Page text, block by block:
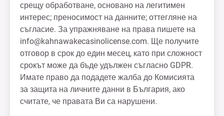
срещу обработване, основано на легитимен
интерес; преносимост на данните; оттегляне на
съгласие. За упражняване на права пишете на
info@kahnawakecasinolicense.com. Ще получите
отговор в срок до един месец, като при сложност
срокът може да бъде удължен съгласно GDPR.
Имате право да подадете жалба до Комисията
за защита на личните данни в България, ако
считате, че правата Ви са нарушени.